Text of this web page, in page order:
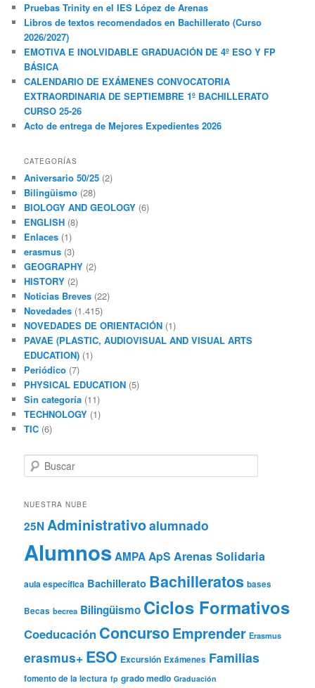
Pruebas Trinity en el IES López de Arenas
Libros de textos recomendados en Bachillerato (Curso
2026/2027)
EMOTIVA E INOLVIDABLE GRADUACIÓN DE 4º ESO Y FP
BÁSICA
CALENDARIO DE EXÁMENES CONVOCATORIA
EXTRAORDINARIA DE SEPTIEMBRE 1º BACHILLERATO
CURSO 25-26
Acto de entrega de Mejores Expedientes 2026
CATEGORÍAS
Aniversario 50/25 (2)
Bilingüismo (28)
BIOLOGY AND GEOLOGY (6)
ENGLISH (8)
Enlaces (1)
erasmus (3)
GEOGRAPHY (2)
HISTORY (2)
Noticias Breves (22)
Novedades (1.415)
NOVEDADES DE ORIENTACIÓN (1)
PAVAE (PLASTIC, AUDIOVISUAL AND VISUAL ARTS
EDUCATION) (1)
Periódico (7)
PHYSICAL EDUCATION (5)
Sin categoría (11)
TECHNOLOGY (1)
TIC (6)
u
c
r
NUESTRA NUBE
25NAdministrativoalumnado
AlumnosAMPAApS Arenas Solidaria
aula específica Bachillerato Bachilleratos bases
Becas becrea Bilingüismo Ciclos Formativos
Coeducación ConcursoEmprender Erasmus
erasmus+ ESO Excursión Exámenes Familias
fomento de la lectura fp grado medio Graduación